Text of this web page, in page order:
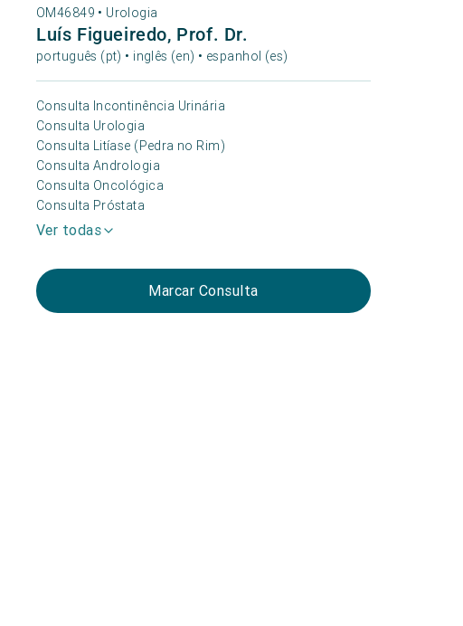
OM46849 • Urologia
Luís Figueiredo, Prof. Dr.
português (pt) • inglês (en) • espanhol (es)
Consulta Incontinência Urinária
Consulta Urologia
Consulta Litíase (Pedra no Rim)
Consulta Andrologia
Consulta Oncológica
Consulta Próstata
Ver todas
Marcar Consulta